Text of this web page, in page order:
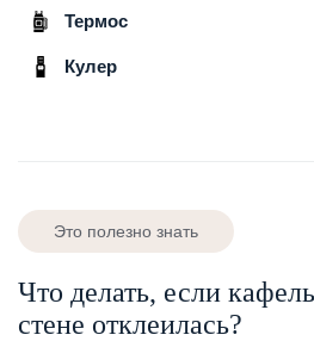
Термос
Кулер
Это полезно знать
Что делать, если
стене отклеилась?